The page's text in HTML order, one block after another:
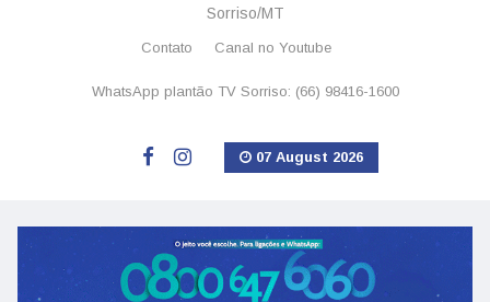
Sorriso/MT
Contato Canal no Youtube
WhatsApp plantão TV Sorriso: (66) 98416-1600
07 August 2026